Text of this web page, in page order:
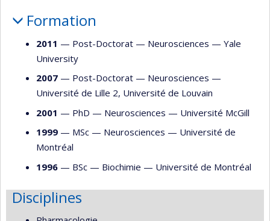
Formation
2011 — Post-Doctorat — Neurosciences — Yale
University
2007 — Post-Doctorat — Neurosciences —
Université de Lille 2, Université de Louvain
2001 — PhD — Neurosciences — Université McGill
1999 — MSc — Neurosciences — Université de
Montréal
1996 — BSc — Biochimie — Université de Montréal
Disciplines